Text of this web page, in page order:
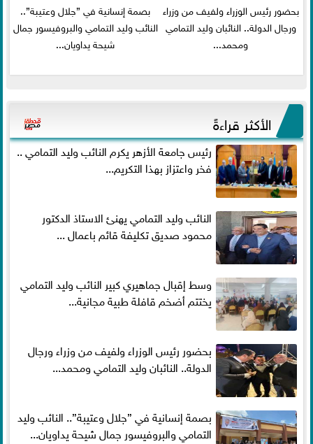
بحضور رئيس الوزراء ولفيف من وزراء
ورجال الدولة.. النائبان وليد التمامي
ومحمد...
بصمة إنسانية في ”جلال وعتيبة”..
النائب وليد التمامي والبروفيسور جمال
شيحة يداويان...
الأكثر قراءةً
رئيس جامعة الأزهر يكرم النائب وليد التمامي ..
فخر واعتزاز بهذا التكريم...
النائب وليد التمامي يهنئ الاستاذ الدكتور
محمود صديق تكليفة قائم باعمال ...
وسط إقبال جماهيري كبير النائب وليد التمامي
يختتم أضخم قافلة طبية مجانية...
بحضور رئيس الوزراء ولفيف من وزراء ورجال
الدولة.. النائبان وليد التمامي ومحمد...
بصمة إنسانية في ”جلال وعتيبة”.. النائب وليد
التمامي والبروفيسور جمال شيحة يداويان...